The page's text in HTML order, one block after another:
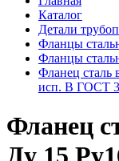
Каталог
Детали
Фланцы
Фланцы
Фланец сталь
исп. B ГОСТ
Фланец